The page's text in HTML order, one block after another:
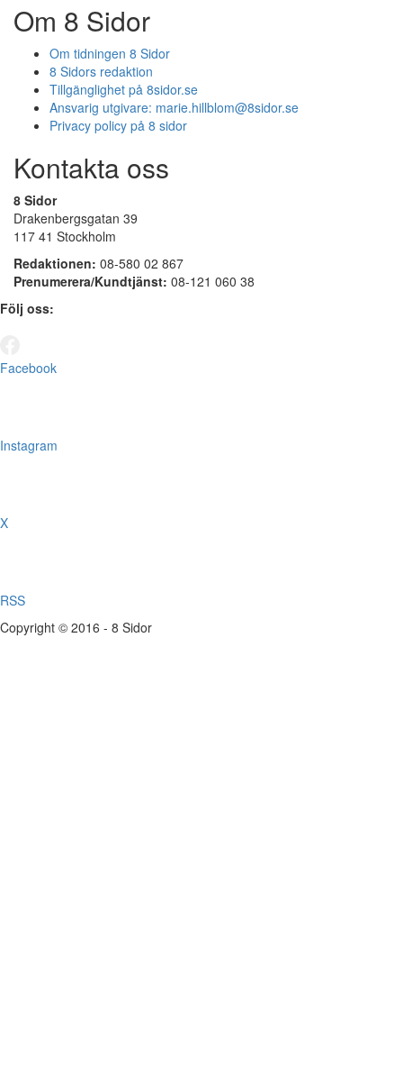
Om 8 Sidor
Om tidningen 8 Sidor
8 Sidors redaktion
Tillgänglighet på 8sidor.se
Ansvarig utgivare: marie.hillblom@8sidor.se
Privacy policy på 8 sidor
Kontakta oss
8 Sidor
Drakenbergsgatan 39
117 41 Stockholm
Redaktionen: 08-580 02 867
Prenumerera/Kundtjänst: 08-121 060 38
Följ oss:
Facebook
Instagram
X
RSS
Copyright © 2016 - 8 Sidor